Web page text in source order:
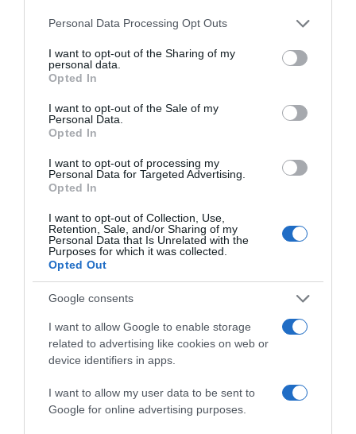
Please note that this website/app uses one or more Google
not limited to your visit or usage behaviour. You may click to
grant or deny consent to Google and its third-party tags to
use your data for below specified purposes in below Google
consent section.
Personal Data Processing Opt Outs
I want to opt-out of the Sharing of my
personal data.
Opted In
I want to opt-out of the Sale of my
Personal Data.
Opted In
I want to opt-out of processing my
Personal Data for Targeted Advertising.
Opted In
I want to opt-out of Collection, Use,
Retention, Sale, and/or Sharing of my
Personal Data that Is Unrelated with the
Purposes for which it was collected.
Opted Out
Google consents
I want to allow Google to enable storage
related to advertising like cookies on web or
device identifiers in apps.
I want to allow my user data to be sent to
Google for online advertising purposes.
2026-08-07.
12 éves lett Ördög Nóra fia
2026-08-07.
Mikes Anna és Krausz Gábor kitálaltak a házasságukról